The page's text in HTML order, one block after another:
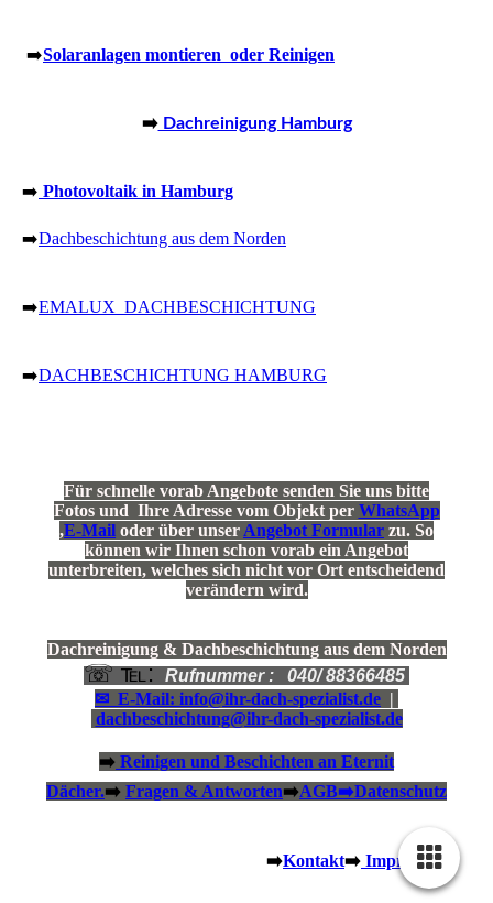
➡️Solaranlagen montieren oder Reinigen
➡️Dachreinigung Hamburg
➡️ Photovoltaik in Hamburg
➡️Dachbeschichtung aus dem Norden
➡️EMALUX DACHBESCHICHTUNG
➡️DACHBESCHICHTUNG HAMBURG
Für schnelle vorab Angebote senden Sie uns bitte
Fotos und Ihre Adresse vom Objekt per WhatsApp
,E-Mail oder über unser Angebot Formular zu. So
können wir Ihnen schon vorab ein Angebot
unterbreiten, welches sich nicht vor Ort entscheidend
verändern wird.
Dachreinigung & Dachbeschichtung aus dem Norden
☏ ℡: Rufnummer : 040/ 88366485
✉ E-Mail: info@ihr-dach-spezialist.de |
dachbeschichtung@ihr-dach-spezialist.de
➡️ Reinigen und Beschichten an Eternit
Dächer.➡️ Fragen & Antworten➡️AGB➡️Datenschutz
➡️Kontakt➡️ Impressum